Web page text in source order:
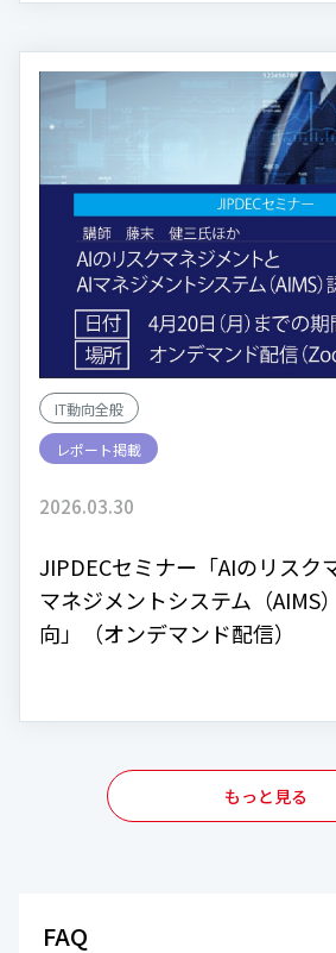
IT動向全般
レポート掲載
2026.03.30
JIPDECセミナー「AIのリスク
マネジメントシステム（AIMS
向」（オンデマンド配信）
もっと見る
FAQ